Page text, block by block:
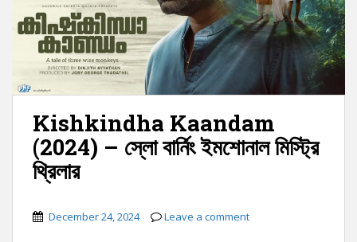
Kishkindha Kaandam
(2024) – স্লো বার্নিং ইমশোনাল মিস্ট্রি
থ্রিলার
December 24, 2024 Leave a comment